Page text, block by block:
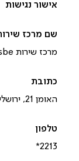
מרכז שירות freesbe האומן
האומן 21, ירושלים
*2213‎